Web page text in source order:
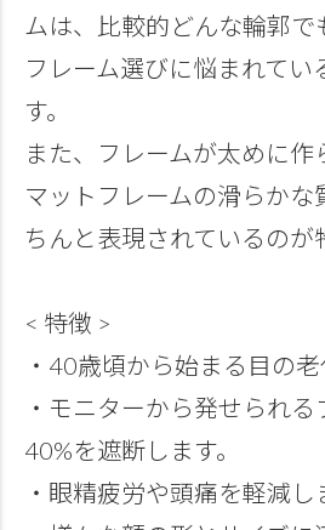
ムは、比較的どんな輪郭で
フレーム選びに悩まれてい
す。
また、フレームが太めに作
マットフレームの滑らかな
ちんと表現されているのが
< 特徴 >
・40歳頃から始まる目の
・モニターから発せられ
40%を遮断します。
・眼精疲労や頭痛を軽減し